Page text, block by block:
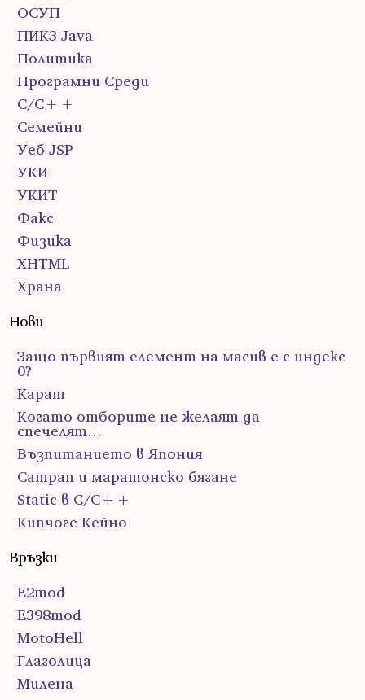
ОСУП
ПИК3 Java
Политика
Програмни Среди
С/С++
Семейни
Уеб JSP
УКИ
УКИТ
Факс
Физика
ХHTML
Храна
Нови
Защо първият елемент на масив е с индекс
0?
Карат
Когато отборите не желаят да
спечелят…
Възпитанието в Япония
Сатрап и маратонско бягане
Static в C/C++
Кипчоге Кейно
Връзки
E2mod
E398mod
MotoHell
Глаголица
Милена